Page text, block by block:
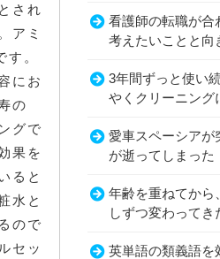
され
アミ
。
にお
の
グで
果を
ると
水と
ので
セッ
看護師の転職が合
考えたいことと向
3年間ずっと使い
やくクリーニング
愛車スペーシア
が逝ってしまった
年齢を重ねてから
しずつ変わってき
英単語の類義語を